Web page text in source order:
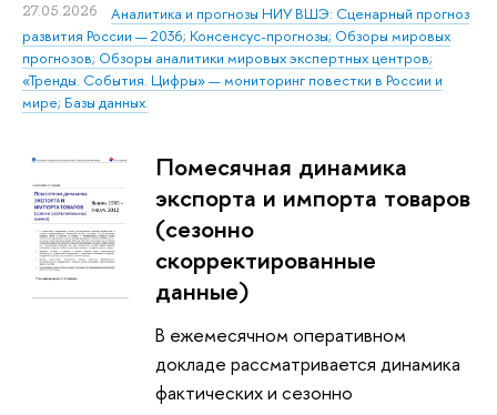
27.05.2026
Аналитика и прогнозы НИУ ВШЭ: Сценарный прогноз
развития России — 2036; Консенсус-прогнозы; Обзоры мировых
прогнозов; Обзоры аналитики мировых экспертных центров;
«Тренды. События. Цифры» — мониторинг повестки в России и
мире; Базы данных.
Помесячная динамика
экспорта и импорта товаров
(сезонно
скорректированные
данные)
В ежемесячном оперативном
докладе рассматривается динамика
фактических и сезонно